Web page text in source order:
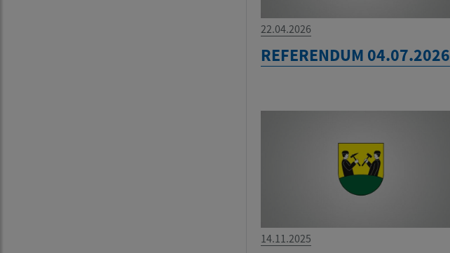
22.04.2026
REFERENDUM 04.07.2026
14.11.2025